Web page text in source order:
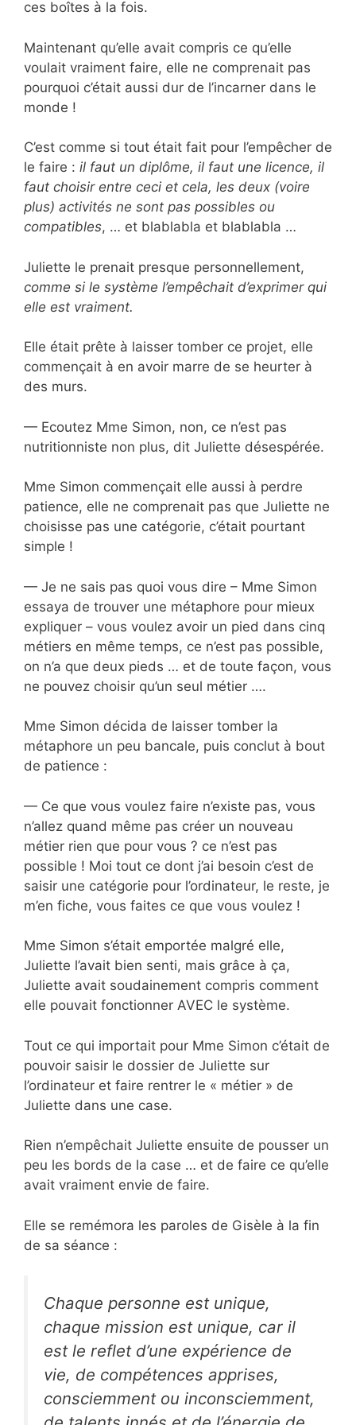
ces boîtes à la fois.
Maintenant qu’elle avait compris ce qu’elle
voulait vraiment faire, elle ne comprenait pas
pourquoi c’était aussi dur de l’incarner dans le
monde !
C’est comme si tout était fait pour l’empêcher de
le faire : il faut un diplôme, il faut une licence, il
faut choisir entre ceci et cela, les deux (voire
plus) activités ne sont pas possibles ou
compatibles, … et blablabla et blablabla …
Juliette le prenait presque personnellement,
comme si le système l’empêchait d’exprimer qui
elle est vraiment.
Elle était prête à laisser tomber ce projet, elle
commençait à en avoir marre de se heurter à
des murs.
— Ecoutez Mme Simon, non, ce n’est pas
nutritionniste non plus, dit Juliette désespérée.
Mme Simon commençait elle aussi à perdre
patience, elle ne comprenait pas que Juliette ne
choisisse pas une catégorie, c’était pourtant
simple !
— Je ne sais pas quoi vous dire – Mme Simon
essaya de trouver une métaphore pour mieux
expliquer – vous voulez avoir un pied dans cinq
métiers en même temps, ce n’est pas possible,
on n’a que deux pieds … et de toute façon, vous
ne pouvez choisir qu’un seul métier ….
Mme Simon décida de laisser tomber la
métaphore un peu bancale, puis conclut à bout
de patience :
— Ce que vous voulez faire n’existe pas, vous
n’allez quand même pas créer un nouveau
métier rien que pour vous ? ce n’est pas
possible ! Moi tout ce dont j’ai besoin c’est de
saisir une catégorie pour l’ordinateur, le reste, je
m’en fiche, vous faites ce que vous voulez !
Mme Simon s’était emportée malgré elle,
Juliette l’avait bien senti, mais grâce à ça,
Juliette avait soudainement compris comment
elle pouvait fonctionner AVEC le système.
Tout ce qui importait pour Mme Simon c’était de
pouvoir saisir le dossier de Juliette sur
l’ordinateur et faire rentrer le « métier » de
Juliette dans une case.
Rien n’empêchait Juliette ensuite de pousser un
peu les bords de la case … et de faire ce qu’elle
avait vraiment envie de faire.
Elle se remémora les paroles de Gisèle à la fin
de sa séance :
Chaque personne est unique,
chaque mission est unique, car il
est le reflet d’une expérience de
vie, de compétences apprises,
consciemment ou inconsciemment,